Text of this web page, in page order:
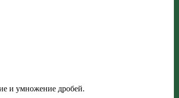
и умножение дробей.